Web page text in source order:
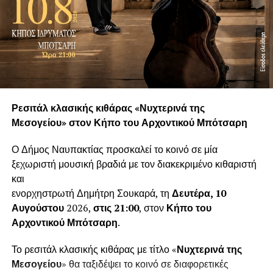
Ρεσιτάλ κλασικής κιθάρας «Νυχτερινά της
Μεσογείου» στον Κήπο του Αρχοντικού Μπότσαρη
Ο Δήμος Ναυπακτίας προσκαλεί το κοινό σε μία
ξεχωριστή μουσική βραδιά με τον διακεκριμένο κιθαριστή
και
ενορχηστρωτή Δημήτρη Σουκαρά, τη Δευτέρα, 10
Αυγούστου2026, στις 21:00, στον Κήπο του
Αρχοντικού Μπότσαρη.
Το ρεσιτάλ κλασικής κιθάρας με τίτλο «Νυχτερινά της
Μεσογείου» θα ταξιδέψει το κοινό σε διαφορετικές